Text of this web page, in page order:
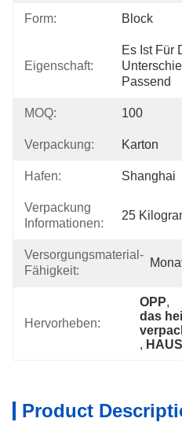
Form: Block
Eigenschaft:
Es Ist Für
Passend
MOQ: 100
Verpackung: Karton
Hafen: Shanghai
Verpackung
Informationen:
25
Versorgungsmaterial-
Fähigkeit:
Hervorheben:
OPP,
das
,
Product